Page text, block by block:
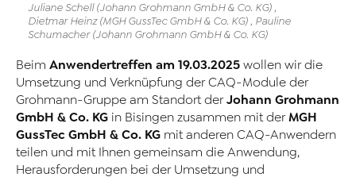
Juliane Schell (Johann Grohmann GmbH & Co. KG) ,
Dietmar Heinz (MGH GussTec GmbH & Co. KG) , Pauline
Schumacher (Johann Grohmann GmbH & Co. KG)
Beim Anwendertreffen am 19.03.2025 wollen wir die
Umsetzung und Verknüpfung der CAQ-Module der
Grohmann-Gruppe am Standort derJohann Grohmann
GmbH & Co. KG in Bisingen zusammen mit derMGH
GussTec GmbH & Co. KG mit anderen CAQ-Anwendern
teilen und mit Ihnen gemeinsam die Anwendung,
Herausforderungen bei der Umsetzung und